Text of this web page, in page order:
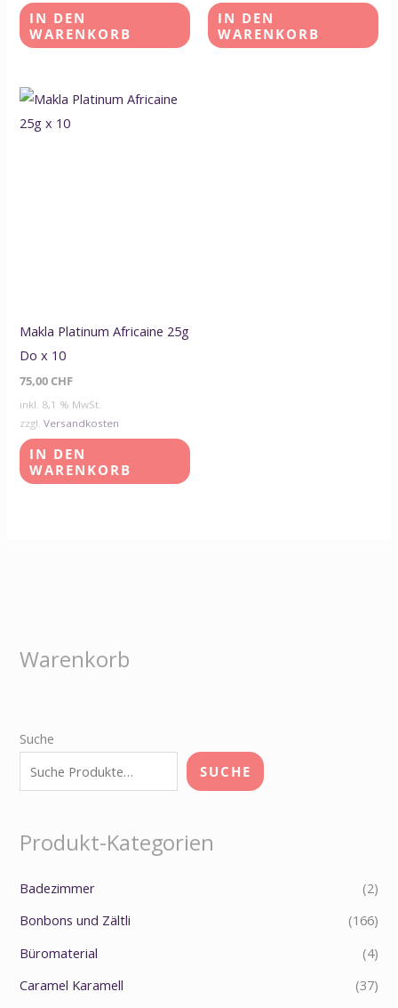
IN DEN
WARENKORB
IN DEN
WARENKORB
Makla Platinum Africaine 25g
Do x 10
75,00 CHF
inkl. 8,1 % MwSt.
zzgl.Versandkosten
IN DEN
WARENKORB
Warenkorb
Suche
SUCHE
Produkt-Kategorien
Badezimmer
(2)
Bonbons und Zältli
(166)
Büromaterial
(4)
Caramel Karamell
(37)